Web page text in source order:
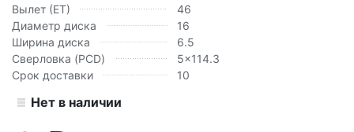
Вылет (ЕТ)
46
Диаметр диска
16
Ширина диска
6.5
Сверловка (PCD)
5x114.3
Срок доставки
10
Нет в наличии